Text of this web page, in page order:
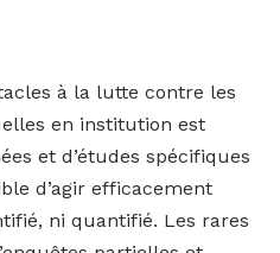
à la lutte contre les
en institution est
et d’études spécifiques
d’agir efficacement
ni quantifié. Les rares